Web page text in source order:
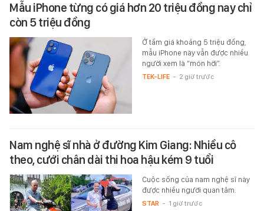
Mẫu iPhone từng có giá hơn 20 triệu đồng nay chỉ
còn 5 triệu đồng
Ở tầm giá khoảng 5 triệu đồng,
mẫu iPhone này vẫn được nhiều
người xem là “món hời”.
TEK-LIFE - 2 giờ trước
Nam nghệ sĩ nhà ở đường Kim Giang: Nhiều cô
theo, cưới chân dài thi hoa hậu kém 9 tuổi
Cuộc sống của nam nghệ sĩ này
được nhiều người quan tâm.
STAR - 1 giờ trước